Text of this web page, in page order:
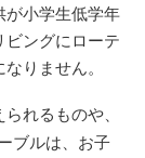
が小学生低学年
ングにローテ
りません。
れるものや、
ブルは、お子